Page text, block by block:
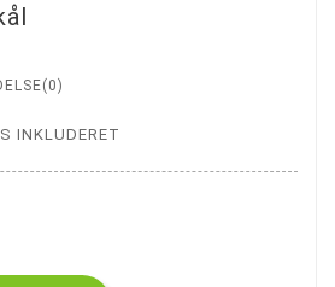
INKLUDERET